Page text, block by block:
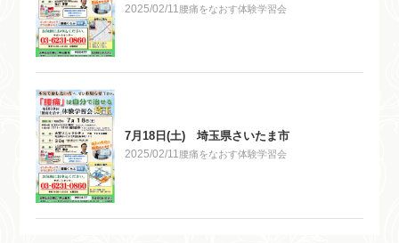
2025/02/11 腰痛をなおす体験学習会
7月18日(土) 埼玉県さいたま市
2025/02/11 腰痛をなおす体験学習会